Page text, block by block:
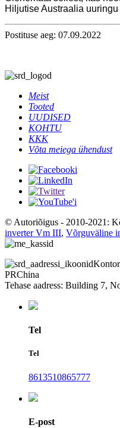
Hiljutise Austraalia
Postituse aeg: 07.09.2022
Meist
Tooted
UUDISED
KOHTU
KKK
Võta meiega ühendust
© Autoriõigus - 2010-2021:
inverter Vm III, Võrguväline
PRChina
Tehase aadress: Building 7,
Tel
Tel
8613510865777
E-post